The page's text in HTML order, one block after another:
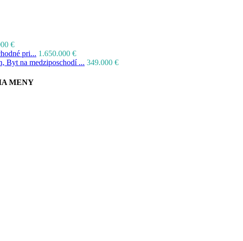
€
pri... 1.650.000 €
Byt na medziposchodí ... 349.000 €
MENY